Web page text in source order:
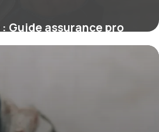
Guide assurance pro